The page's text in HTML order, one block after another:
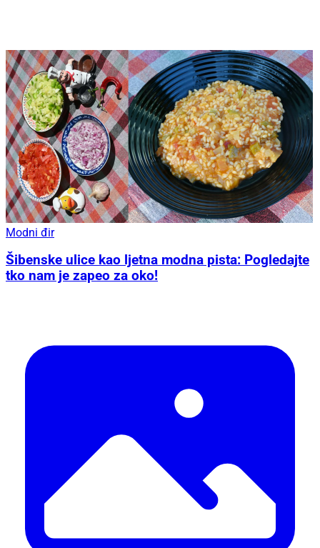
Modni đir
Šibenske ulice kao ljetna modna pista: Pogledajte
tko nam je zapeo za oko!